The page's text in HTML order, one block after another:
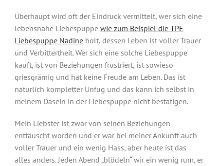
Überhaupt wird oft der Eindruck vermittelt, wer sich eine
lebensnahe Liebespuppe wie zum Beispiel die TPE
Liebespuppe Nadine holt, dessen Leben ist voller Trauer
und Verbittertheit. Wer sich eine solche Liebespuppe
kauft, ist von Beziehungen frustriert, ist sowieso
griesgrämig und hat keine Freude am Leben. Das ist
natürlich kompletter Unfug und das kann ich selbst in
meinem Dasein in der Liebespuppe nicht bestätigen.
Mein Liebster ist zwar von seinen Beziehungen
enttäuscht worden und er war bei meiner Ankunft auch
voller Trauer und ein wenig Hass, aber heute ist das
alles anders. Jeden Abend „blödeln“ wir ein wenig rum, er